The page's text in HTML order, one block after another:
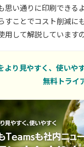
思い通りに印刷できる
すことでコスト削減に
用して解説しています
り見やすく、使いや
無料トライ